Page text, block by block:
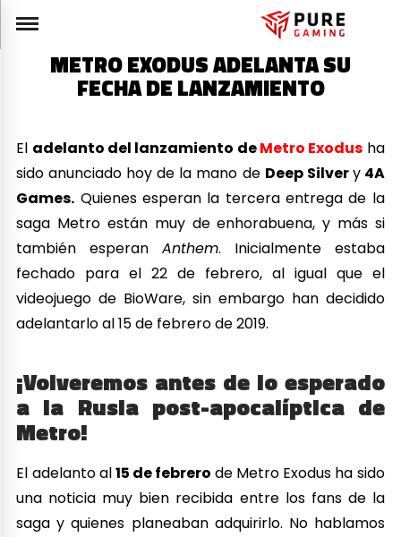
METRO EXODUS ADELANTA SU
FECHA DE LANZAMIENTO
El adelanto del lanzamiento deMetro Exodus ha
sido anunciado hoy de la mano de Deep Silvery4A
Games. Quienes esperan la tercera entrega de la
saga Metro están muy de enhorabuena, y más si
también esperan Anthem. Inicialmente estaba
fechado para el 22 de febrero, al igual que el
videojuego de BioWare, sin embargo han decidido
adelantarlo al 15 de febrero de 2019.
¡Volveremos antes de lo esperado
a la Rusia post-apocalíptica de
Metro!
El adelanto al15 de febrero de Metro Exodus ha sido
una noticia muy bien recibida entre los fans de la
saga y quienes planeaban adquirirlo. No hablamos